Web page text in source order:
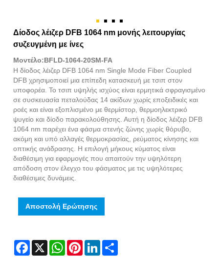
Δίοδος λέιζερ DFB 1064 nm μονής λειτουργίας
συζευγμένη με ίνες
Μοντέλο:BFLD-1064-20SM-FA
Η δίοδος λέιζερ DFB 1064 nm Single Mode Fiber Coupled
DFB χρησιμοποιεί μια επίπεδη κατασκευή με τσιπ στον
υποφορέα. Το τσιπ υψηλής ισχύος είναι ερμητικά σφραγισμένο
σε συσκευασία πεταλούδας 14 ακίδων χωρίς εποξειδικές και
ροές και είναι εξοπλισμένο με θερμίστορ, θερμοηλεκτρικό
ψυγείο και δίοδο παρακολούθησης. Αυτή η δίοδος λέιζερ DFB
1064 nm παρέχει ένα φάσμα στενής ζώνης χωρίς θόρυβο,
ακόμη και υπό αλλαγές θερμοκρασίας, ρεύματος κίνησης και
οπτικής ανάδρασης. Η επιλογή μήκους κύματος είναι
διαθέσιμη για εφαρμογές που απαιτούν την υψηλότερη
απόδοση στον έλεγχο του φάσματος με τις υψηλότερες
διαθέσιμες δυνάμεις.
Αποστολή Ερώτησης
Facebook
X WhatsAppPinterestLinkedIn